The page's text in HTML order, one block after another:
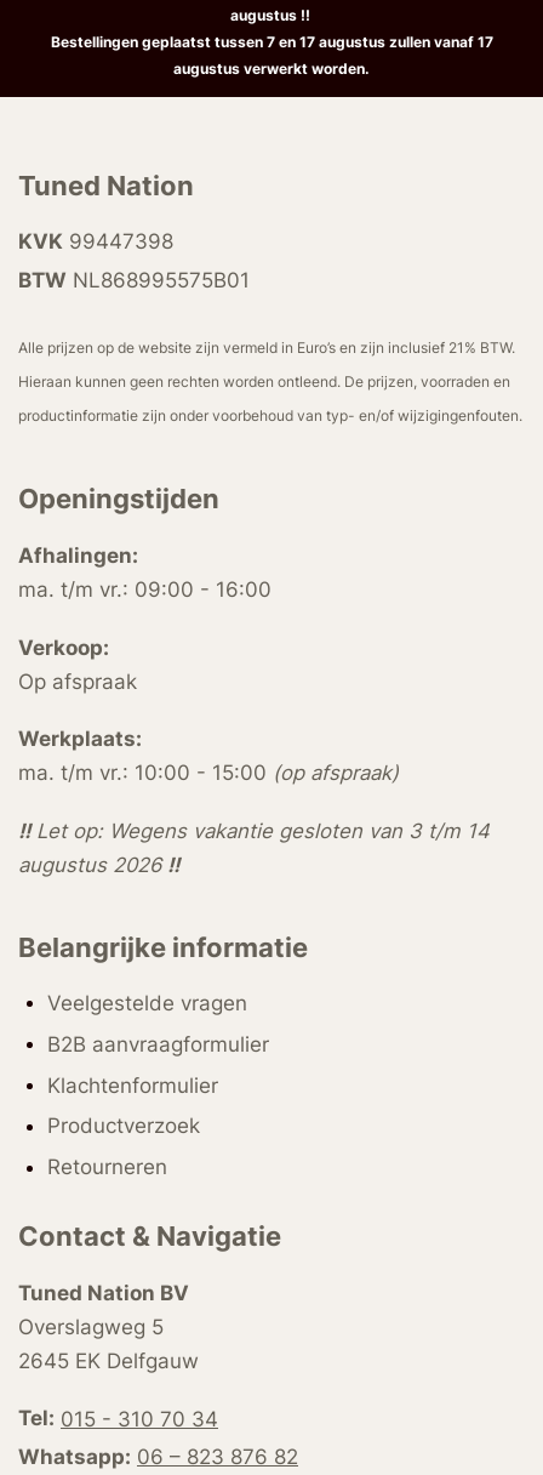
augustus !!
Bestellingen geplaatst tussen 7 en 17 augustus zullen vanaf 17
augustus verwerkt worden.
Tuned Nation
KVK 99447398
BTW NL868995575B01
Alle prijzen op de website zijn vermeld in Euro’s en zijn inclusief 21% BTW.
Hieraan kunnen geen rechten worden ontleend. De prijzen, voorraden en
productinformatie zijn onder voorbehoud van typ- en/of wijzigingenfouten.
Openingstijden
Afhalingen:
ma. t/m vr.: 09:00 - 16:00
Verkoop:
Op afspraak
Werkplaats:
ma. t/m vr.: 10:00 - 15:00 (op afspraak)
!!Let op: Wegens vakantie gesloten van 3 t/m 14
augustus 2026 !!
Belangrijke informatie
Veelgestelde vragen
B2B aanvraagformulier
Klachtenformulier
Productverzoek
Retourneren
Contact & Navigatie
Tuned Nation BV
Overslagweg 5
2645 EK Delfgauw
Tel: 015 - 310 70 34
Whatsapp: 06 – 823 876 82